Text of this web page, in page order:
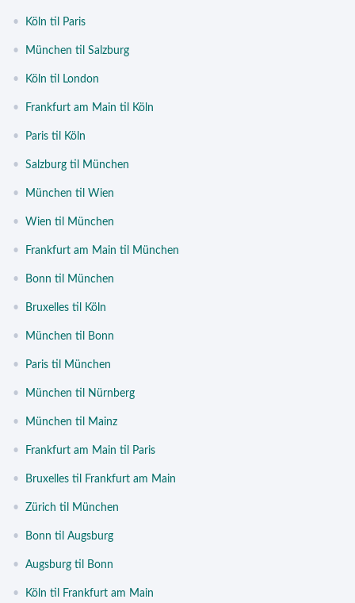
• Köln til Paris
• München til Salzburg
• Köln til London
• Frankfurt am Main til Köln
• Paris til Köln
• Salzburg til München
• München til Wien
• Wien til München
• Frankfurt am Main til München
• Bonn til München
• Bruxelles til Köln
• München til Bonn
• Paris til München
• München til Nürnberg
• München til Mainz
• Frankfurt am Main til Paris
• Bruxelles til Frankfurt am Main
• Zürich til München
• Bonn til Augsburg
• Augsburg til Bonn
• Köln til Frankfurt am Main